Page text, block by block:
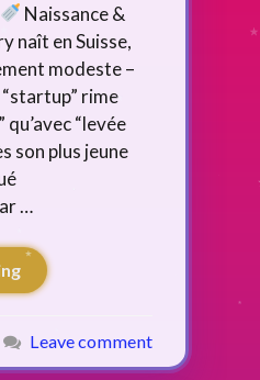
Naissance &
naît en Suisse,
modeste –
rime
qu’avec “levée
son plus jeune
…
Leave comment